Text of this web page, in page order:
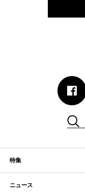
特集
ニュース